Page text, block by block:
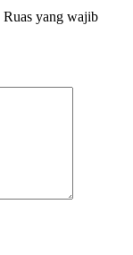
Ruas yang wajib